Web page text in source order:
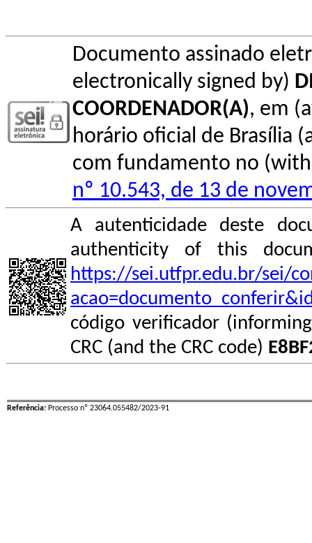
Documento assinado
electronically signed by)
COORDENADOR(A), em
horário oficial de Brasília
com fundamento no
nº 10.543, de 13 de
A autenticidade deste
authenticity of this
https://sei.utfpr.edu.br/sei/
código verificador
CRC (and the CRC code)
Referência: Processo nº 23064.055482/2023-91